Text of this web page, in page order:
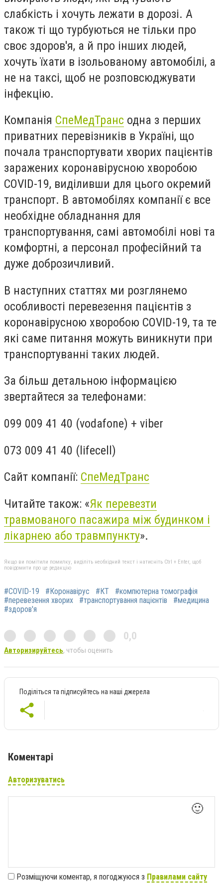
слабкість і хочуть лежати в дорозі. А
також ті що турбуються не тільки про
своє здоров'я, а й про інших людей,
хочуть їхати в ізольованому автомобілі, а
не на таксі, щоб не розповсюджувати
інфекцію.
Компанія СпеМедТранс одна з перших
приватних перевізників в Україні, що
почала транспортувати хворих пацієнтів
заражених коронавірусною хворобою
COVID-19, виділивши для цього окремий
транспорт. В автомобілях компанії є все
необхідне обладнання для
транспортування, самі автомобілі нові та
комфортні, а персонал професійний та
дуже доброзичливий.
В наступних статтях ми розглянемо
особливості перевезення пацієнтів з
коронавірусною хворобою COVID-19, та те
які саме питання можуть виникнути при
транспортуванні таких людей.
За більш детальною інформацією
звертайтеся за телефонами:
099 009 41 40 (vodafone) + viber
073 009 41 40 (lifecell)
Сайт компанії: СпеМедТранс
Читайте також: «Як перевезти
травмованого пасажира між будинком і
лікарнею або травмпункту».
Якщо ви помітили помилку, виділіть необхідний текст і натисніть Ctrl + Enter, щоб
повідомити про це редакцію
#COVID-19 #Коронавірус #КТ
#компютерна томографія
#перевезення хворих
#транспортування пацієнтів
#медицина
#здоров'я
0,0
Авторизируйтесь, чтобы оценить
Поділіться та підписуйтесь на наші джерела
Коментарі
Авторизуватись
🙂
Розміщуючи коментар, я погоджуюся з Правилами сайту